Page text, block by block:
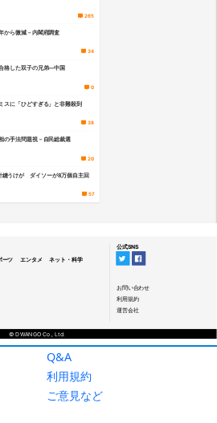
Q&A
利用規約
ご意見など